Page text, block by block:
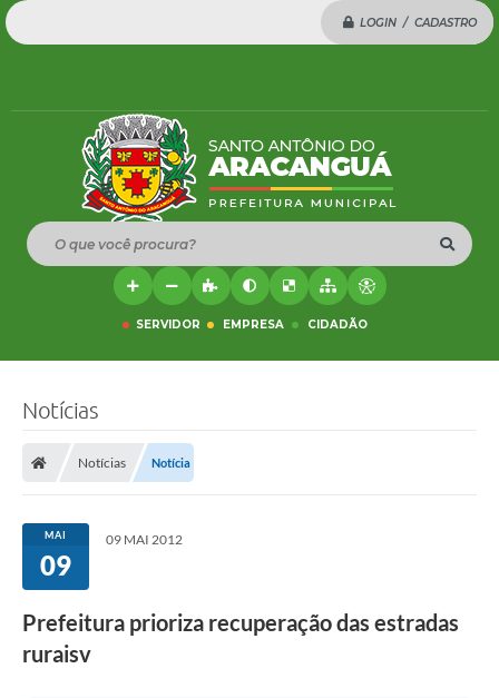
LOGIN / CADASTRO
O que você procura?
SERVIDOR EMPRESA CIDADÃO
Notícias
Notícias Notícia
MAI
09
09 MAI 2012
Prefeitura prioriza recuperação das estradas
ruraisv